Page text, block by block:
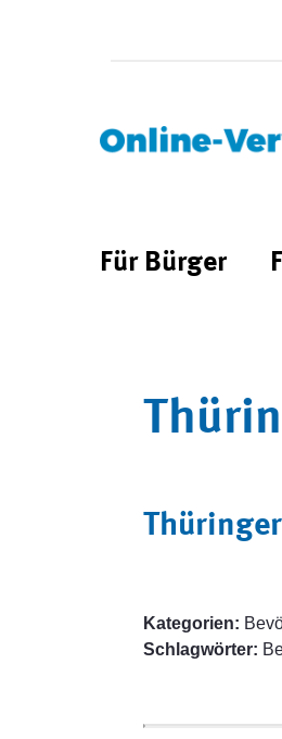
Für Bürger
Kategorien:
Schlagwörter: